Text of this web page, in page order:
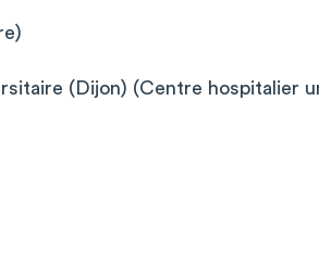
(Dijon) (Centre hospitalier